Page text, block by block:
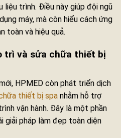
liệu trình. Điều này giúp đội ngũ
máy, mà còn hiểu cách ứng
toàn và hiệu quả.
trì và sửa chữa thiết bị
HPMED còn phát triển dịch
thiết bị spa nhằm hỗ trợ
vận hành. Đây là một phần
giải pháp làm đẹp toàn diện